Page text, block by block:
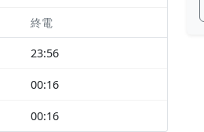
終電
23:56
00:16
00:16